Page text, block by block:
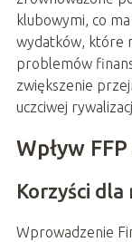
klubowymi, co
wydatków, które
problemów
zwiększenie
uczciwej
Wpływ
Korzyści
Wprowadzenie